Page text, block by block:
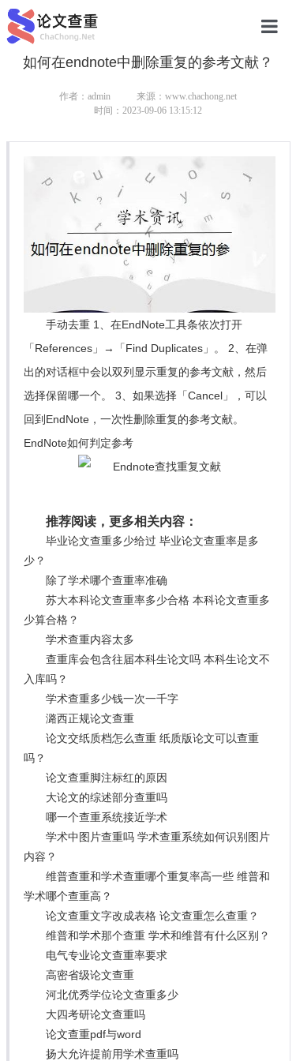
网站首页
如何在endnote中删除重复的参考文献？
作者：admin
来源：www.chachong.net
时间：2023-09-06 13:15:12
手动去重 1、在EndNote工具条依次打开
「References」→「Find Duplicates」。 2、在弹
出的对话框中会以双列显示重复的参考文献，然后
选择保留哪一个。 3、如果选择「Cancel」，可以
回到EndNote，一次性删除重复的参考文献。
EndNote如何判定参考
推荐阅读，更多相关内容：
毕业论文查重多少给过 毕业论文查重率是多
少？
除了学术哪个查重率准确
苏大本科论文查重率多少合格 本科论文查重多
少算合格？
学术查重内容太多
查重库会包含往届本科生论文吗 本科生论文不
入库吗？
学术查重多少钱一次一千字
潞西正规论文查重
论文交纸质档怎么查重 纸质版论文可以查重
吗？
论文查重脚注标红的原因
大论文的综述部分查重吗
哪一个查重系统接近学术
学术中图片查重吗 学术查重系统如何识别图片
内容？
维普查重和学术查重哪个重复率高一些 维普和
学术哪个查重高？
论文查重文字改成表格 论文查重怎么查重？
维普和学术那个查重 学术和维普有什么区别？
电气专业论文查重率要求
高密省级论文查重
河北优秀学位论文查重多少
大四考研论文查重吗
论文查重pdf与word
扬大允许提前用学术查重吗